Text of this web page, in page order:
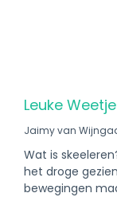
Leuke
Jaimy van
Wat is
het droge
bewegingen